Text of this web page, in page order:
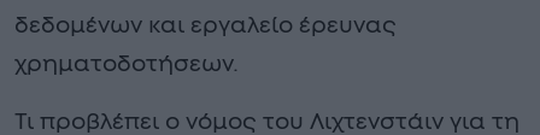
δεδομένων και εργαλείο έρευνας
χρηματοδοτήσεων.
Τι προβλέπει ο νόμος του Λιχτενστάιν για τη